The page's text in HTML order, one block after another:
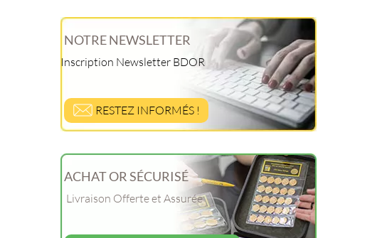
NOTRE NEWSLETTER
Inscription Newsletter BDOR
RESTEZ INFORMÉS !
ACHAT OR SÉCURISÉ
Livraison Offerte et Assurée